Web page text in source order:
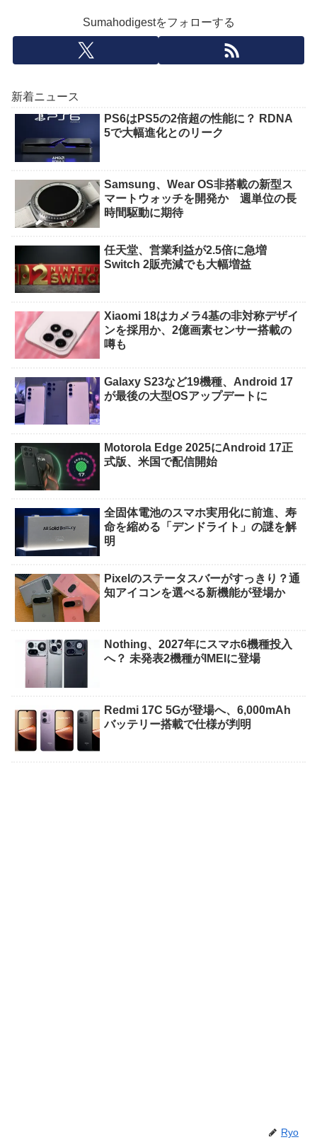
Sumahodigestをフォローする
新着ニュース
PS6はPS5の2倍超の性能に？ RDNA
5で大幅進化とのリーク
Samsung、Wear OS非搭載の新型ス
マートウォッチを開発か 週単位の長
時間駆動に期待
任天堂、営業利益が2.5倍に急増
Switch 2販売減でも大幅増益
Xiaomi 18はカメラ4基の非対称デザイ
ンを採用か、2億画素センサー搭載の
噂も
Galaxy S23など19機種、Android 17
が最後の大型OSアップデートに
Motorola Edge 2025にAndroid 17正
式版、米国で配信開始
全固体電池のスマホ実用化に前進、寿
命を縮める「デンドライト」の謎を解
明
Pixelのステータスバーがすっきり？通
知アイコンを選べる新機能が登場か
Nothing、2027年にスマホ6機種投入
へ？ 未発表2機種がIMEIに登場
Redmi 17C 5Gが登場へ、6,000mAh
バッテリー搭載で仕様が判明
Ryo